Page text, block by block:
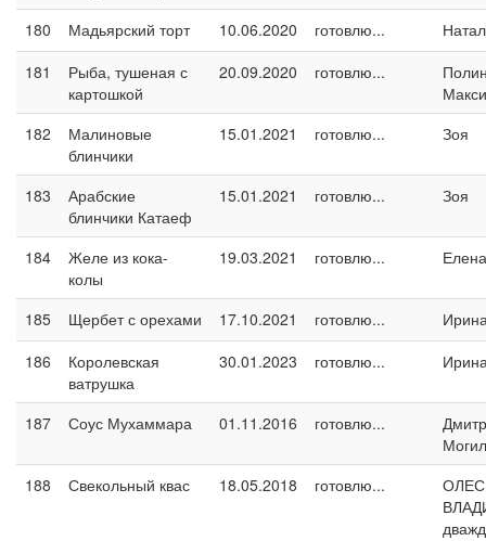
180
Мадьярский торт 10.06.2020 готовлю...
181
Рыба, тушеная с
картошкой
20.09.2020 готовлю...
182
Малиновые
блинчики
15.01.2021 готовлю... Зоя
183
Арабские
блинчики Катаеф
15.01.2021 готовлю... Зоя
184
Желе из кока-
колы
19.03.2021 готовлю...
185 Щербет с орехами 17.10.2021 готовлю...
186
Королевская
ватрушка
30.01.2023 готовлю...
187 Соус Мухаммара 01.11.2016 готовлю...
188
Свекольный квас 18.05.2018 готовлю...